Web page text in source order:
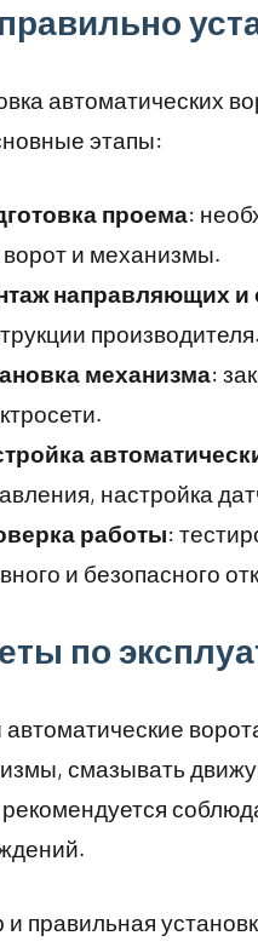
автоматических
этапы:
проема:
ворот и механизмы.
направляющих и
производителя.
механизма:
настройка
работы:
и безопасного
по
смазывать
правильная